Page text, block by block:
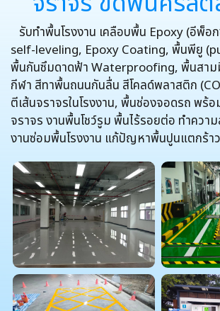
รับทำพื้นโรงงาน เคลือบพื้น Epoxy (อีพ็อ
self-leveling, Epoxy Coating, พื้นพียู
พื้นกันซึมดาดฟ้า Waterproofing, พื้นสา
กีฬา สีทาพื้นถนนกันลื่น สีโคลด์พลาสติก
ตีเส้นจราจรในโรงงาน, พื้นช่องจอดรถ พ
จราจร งานพื้นโชว์รูม พื้นไร้รอยต่อ ทำความ
งานซ่อมพื้นโรงงาน แก้ปัญหาพื้นปูนแตกร้า